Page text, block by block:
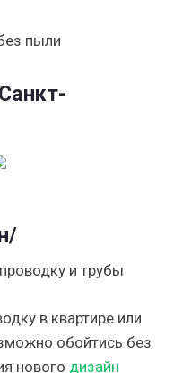
пыли
и трубы
в квартире или
обойтись без
нового дизайн